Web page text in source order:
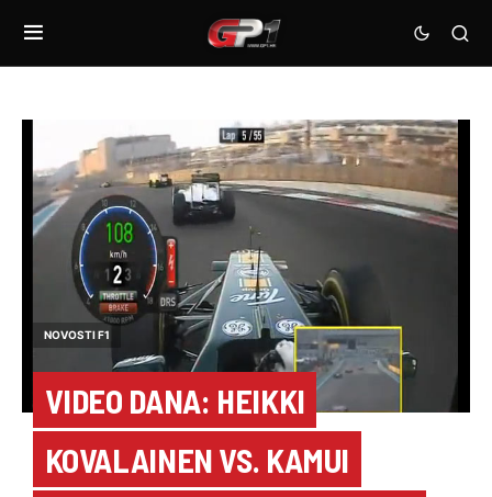
NOVOSTI F1
VIDEO DANA: HEIKKI
KOVALAINEN VS. KAMUI